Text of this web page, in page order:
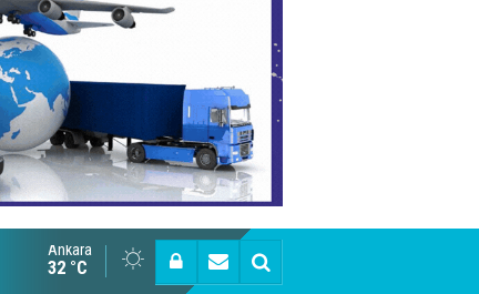
Cottonhill покоряет мировые рынки
Ankara
32 °C